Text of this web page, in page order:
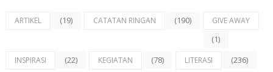
ARTIKEL (19) CATATAN RINGAN (190) GIVE AWAY
(1)
INSPIRASI (22) KEGIATAN (78) LITERASI (236)